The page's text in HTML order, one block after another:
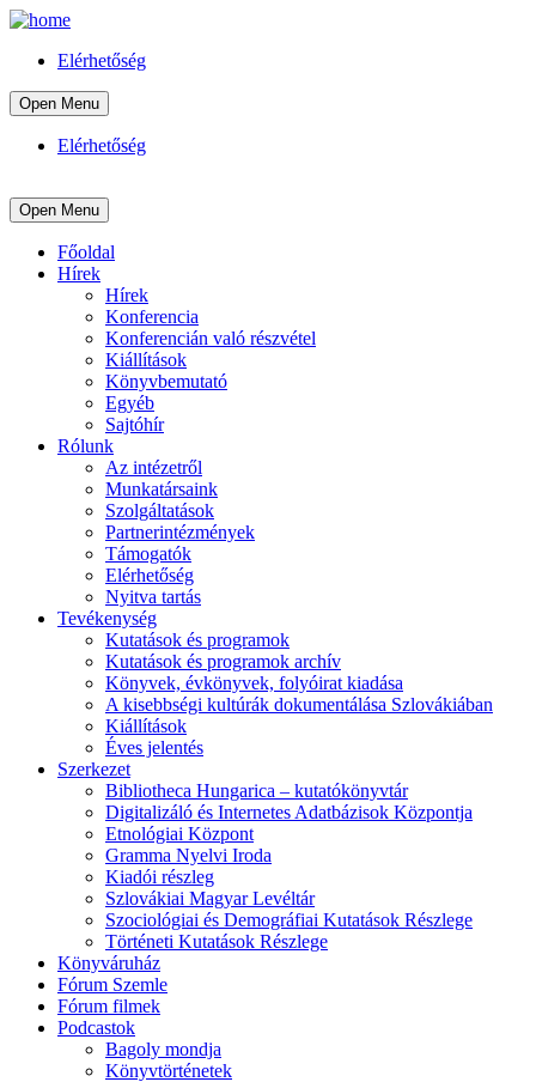
Elérhetőség
Open Menu
Elérhetőség
Open Menu
Főoldal
Hírek
Hírek
Konferencia
Konferencián való részvétel
Kiállítások
Könyvbemutató
Egyéb
Sajtóhír
Rólunk
Az intézetről
Munkatársaink
Szolgáltatások
Partnerintézmények
Támogatók
Elérhetőség
Nyitva tartás
Tevékenység
Kutatások és programok
Kutatások és programok archív
Könyvek, évkönyvek, folyóirat kiadása
A kisebbségi kultúrák dokumentálása Szlovákiában
Kiállítások
Éves jelentés
Szerkezet
Bibliotheca Hungarica – kutatókönyvtár
Digitalizáló és Internetes Adatbázisok Központja
Etnológiai Központ
Gramma Nyelvi Iroda
Kiadói részleg
Szlovákiai Magyar Levéltár
Szociológiai és Demográfiai Kutatások Részlege
Történeti Kutatások Részlege
Könyváruház
Fórum Szemle
Fórum filmek
Podcastok
Bagoly mondja
Könyvtörténetek